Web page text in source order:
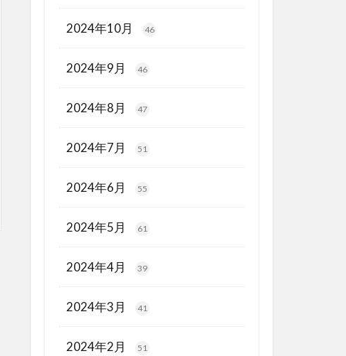
2024年10月 46
2024年9月 46
2024年8月 47
2024年7月 51
2024年6月 55
2024年5月 61
2024年4月 39
2024年3月 41
2024年2月 51